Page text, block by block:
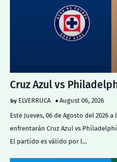
Cruz Azul vs
ELVERRUCA
August 06, 2026
Este Jueves, 06 de Agosto del 2026
enfrentarán Cruz Azul vs
El partido es válido por l…